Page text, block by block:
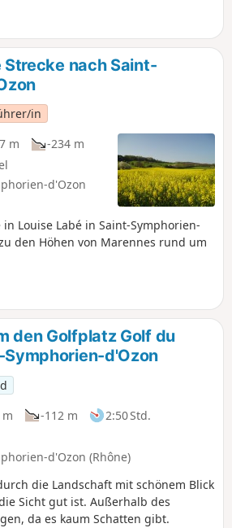
Strecke nach Saint-
in
m
-234 m
d'Ozon
Louise Labé in Saint-Symphorien-
den Höhen von Marennes rund um
den Golfplatz Golf du
d'Ozon
m -112 m
2:50 Std.
d'Ozon (Rhône)
die Landschaft mit schönem Blick
Sicht gut ist. Außerhalb des
da es kaum Schatten gibt.